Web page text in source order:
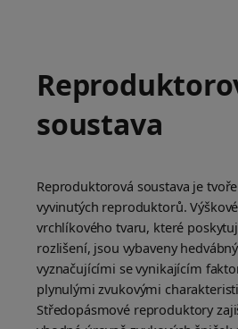
soustava
Reproduktorová soustava je
vyvinutých reproduktorů.
vrchlíkového tvaru, které
rozlišení, jsou vybaveny
vyznačujícími se vynikajícím
plynulými zvukovými
Středopásmové reproduktory